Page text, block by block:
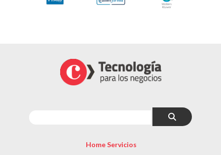
Home Servicios